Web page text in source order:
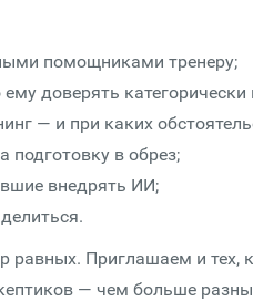
помощниками тренеру;
доверять категорически
— и при каких
подготовку в обрез;
внедрять ИИ;
равных. Приглашаем и тех,
— чем больше